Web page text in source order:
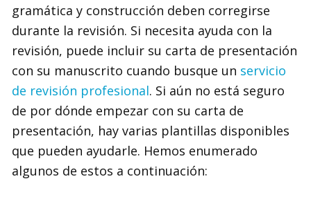
gramática y construcción deben corregirse
durante la revisión. Si necesita ayuda con la
revisión, puede incluir su carta de presentación
con su manuscrito cuando busque un servicio
de revisión profesional. Si aún no está seguro
de por dónde empezar con su carta de
presentación, hay varias plantillas disponibles
que pueden ayudarle. Hemos enumerado
algunos de estos a continuación: